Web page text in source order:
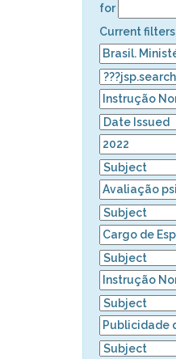
for
Current